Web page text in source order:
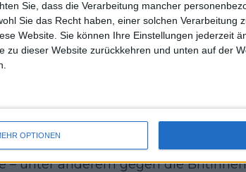
Sie, dass die Verarbeitung mancher
Sie das Recht haben, einer solchen Verarbeitung
Website. Sie können Ihre Einstellungen jederzeit
zu dieser Website zurückkehren und unten auf der
OPTIONEN
Doch um ihre Position zu
liefern.
bei ihrem zweiten Turnier –
2021 gewonnen hatte. Doch
Kudermetova.
alles nach Plan. Ein frühes Aus in
Vorbereitungsturnier in
– unter anderem gegen die Britinnen